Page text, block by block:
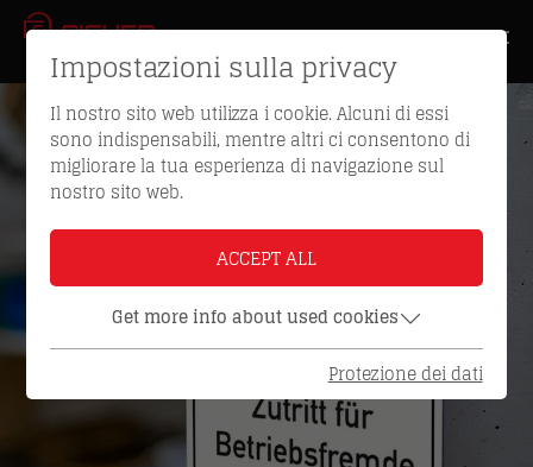
Impostazioni sulla privacy
Il nostro sito web utilizza i cookie. Alcuni di essi
sono indispensabili, mentre altri ci consentono di
migliorare la tua esperienza di navigazione sul
nostro sito web.
ACCEPT ALL
Get more info about used cookies
Protezione dei dati